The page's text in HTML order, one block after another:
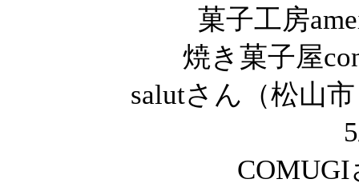
菓子工房
焼き菓子屋
salutさん（松山